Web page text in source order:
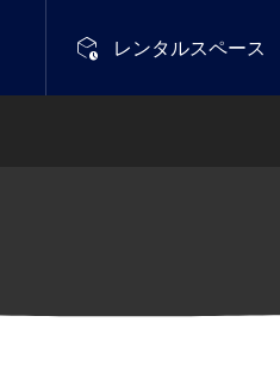
 レンタルスペース